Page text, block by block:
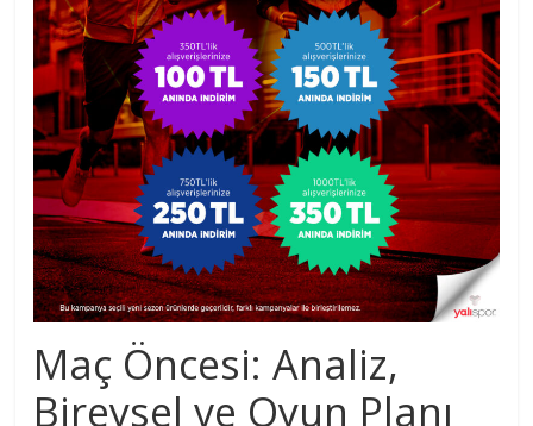
Maç Öncesi: Analiz,
Bireysel ve Oyun Planı